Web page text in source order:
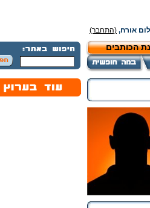
אורח, (התחבר)
הכותבים